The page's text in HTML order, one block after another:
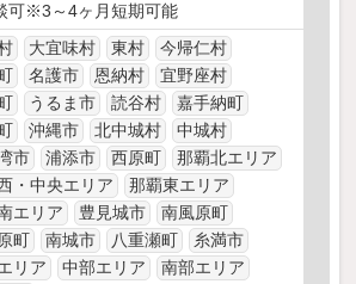
可※3～4ヶ月短期可能
大宜味村 東村
今帰仁村
名護市 恩納村
宜野座村
うるま市 読谷村
嘉手納町
沖縄市 北中城村
中城村
市
浦添市 西原町
那覇北エリア
・中央エリア
那覇東エリア
エリア
豊見城市
南風原町
町
南城市 八重瀬町
糸満市
リア
中部エリア
南部エリア